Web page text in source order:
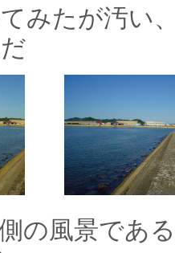
みたが汚い
の風景であ